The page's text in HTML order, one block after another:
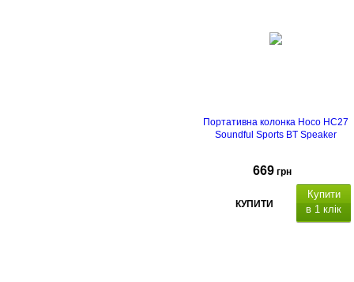
Портативна колонка Hoco HC27
Soundful Sports BT Speaker
669 грн
КУПИТИ
Купити
в 1 клік